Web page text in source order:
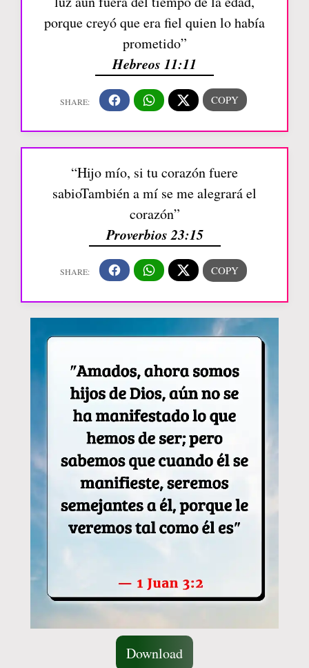
porque creyó que era fiel quien lo había
prometido”
Hebreos 11:11
“Hijo mío, si tu corazón fuere
sabioTambién a mí se me alegrará el
corazón”
Proverbios 23:15
Download